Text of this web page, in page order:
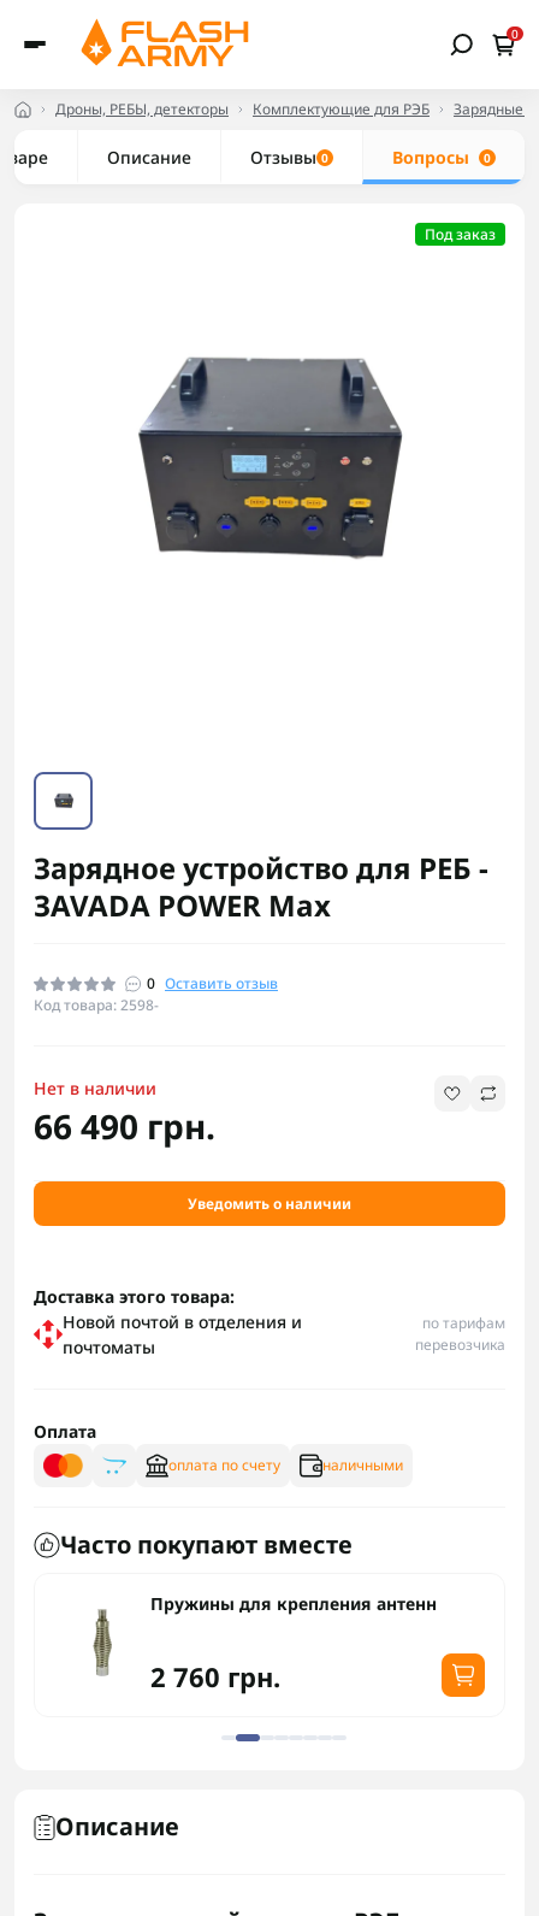
0
Дроны, РЕБЫ, детекторы Комплектующие для РЭБ Зарядные
Описание Отзывы 0 Вопросы 0
Под заказ
Зарядное устройство для РЕБ -
ЗAVADA POWER Max
0 Оставить отзыв
Код товара: 2598-
Нет в наличии
66 490 грн.
Уведомить о наличии
Доставка этого товара:
Новой почтой в отделения и
почтоматы
по тарифам
перевозчика
Оплата
оплата по счету наличными
Часто покупают вместе
Пружины для крепления антенн
2 760 грн.
Описание